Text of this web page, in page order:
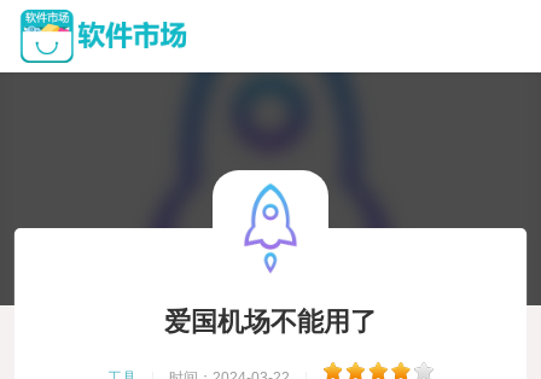
爱国机场不能用了